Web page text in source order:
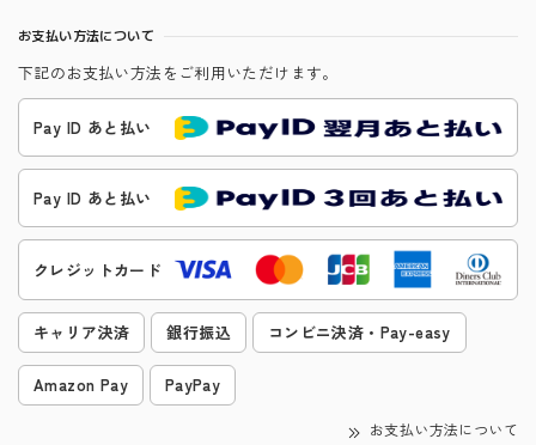
お支払い方法について
下記のお支払い方法をご利用いただけます。
Pay ID あと払い
Pay ID あと払い
クレジットカード
キャリア決済 銀行振込 コンビニ決済・Pay-easy
Amazon Pay PayPay
お支払い方法について